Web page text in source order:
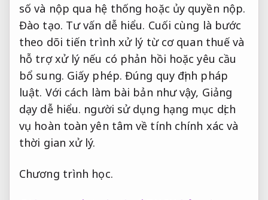
số và nộp qua hệ thống hoặc ủy quyền nộp.
Đào tạo. Tư vấn dễ hiểu. Cuối cùng là bước
theo dõi tiến trình xử lý từ cơ quan thuế và
hỗ trợ xử lý nếu có phản hồi hoặc yêu cầu
bổ sung. Giấy phép. Đúng quy định pháp
luật. Với cách làm bài bản như vậy, Giảng
dạy dễ hiểu. người sử dụng hạng mục dịch
vụ hoàn toàn yên tâm về tính chính xác và
thời gian xử lý.
Chương trình học.